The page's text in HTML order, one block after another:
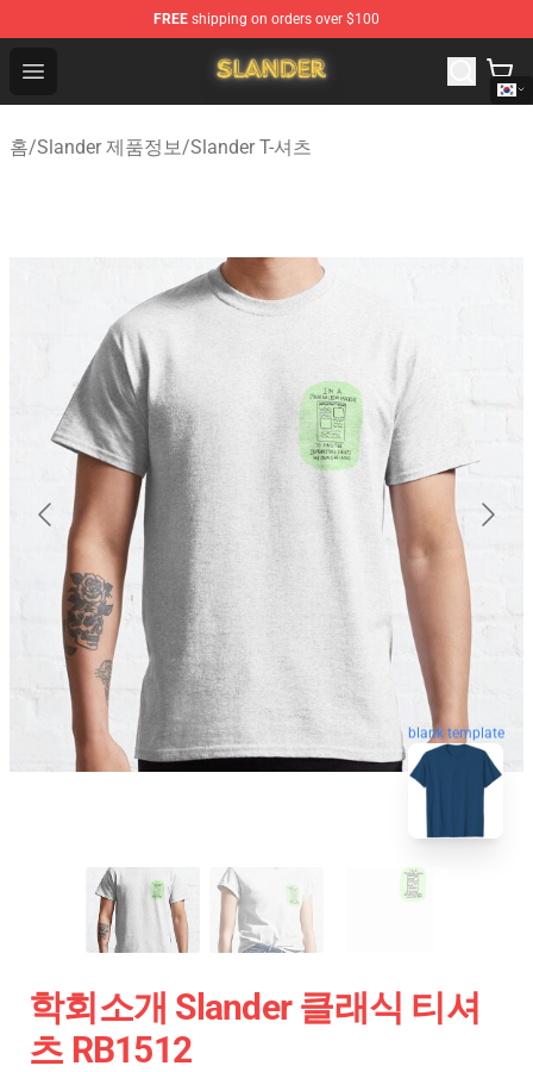
FREE shipping on orders over $100
Open menu
Slander Shop - Official Slander Merchandise Store
홈/Slander 제품정보/Slander T-셔츠
blank template
학회소개 Slander 클래식 티셔
츠 RB1512